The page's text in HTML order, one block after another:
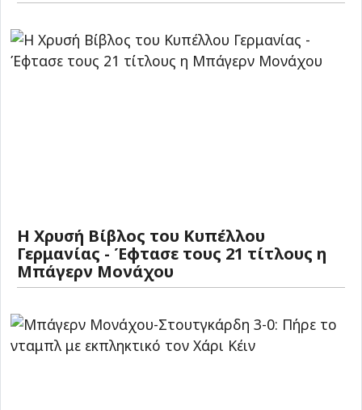
Η Χρυσή Βίβλος του Κυπέλλου
Γερμανίας - Έφτασε τους 21 τίτλους η
Μπάγερν Μονάχου